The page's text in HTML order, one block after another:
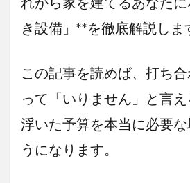
き設備」**を徹底解説しま
この記事を読めば、打ち
って「いりません」と言え
浮いた予算を本当に必要
うになります。